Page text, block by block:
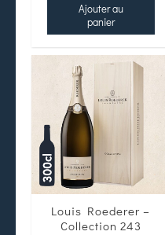
Ajouter au
panier
Louis Roederer –
Collection 243